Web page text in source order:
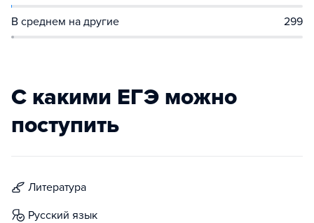
В среднем на другие 299
С какими ЕГЭ можно
поступить
литература
русский язык